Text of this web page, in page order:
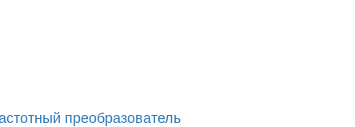
преобразователь